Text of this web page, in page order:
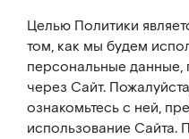
Целью Политики
том, как мы будем
персональные данные,
через Сайт.
ознакомьтесь с ней,
использование Сайта.